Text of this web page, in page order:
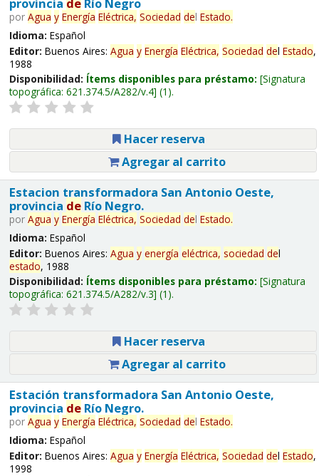
por Agua y Energía Eléctrica, Sociedad del Estado.
Idioma: Español
Editor: Buenos Aires: Agua y Energía Eléctrica, Sociedad del Estado,
1988
Disponibilidad: Ítems disponibles para préstamo: Signatura
topográfica: 621.374.5/A282/v.4 (1).
Hacer reserva
Agregar al carrito
Estacion transformadora San Antonio Oeste,
provincia deRío Negro.
por Agua y Energía Eléctrica, Sociedad del Estado.
Idioma: Español
Editor: Buenos Aires: Agua y energía eléctrica, sociedad del
estado, 1988
Disponibilidad: Ítems disponibles para préstamo: Signatura
topográfica: 621.374.5/A282/v.3 (1).
Hacer reserva
Agregar al carrito
Estación transformadora San Antonio Oeste,
provincia deRío Negro.
por Agua y Energía Eléctrica, Sociedad del Estado.
Idioma: Español
Editor: Buenos Aires: Agua y Energía Eléctrica, Sociedad del Estado,
1998